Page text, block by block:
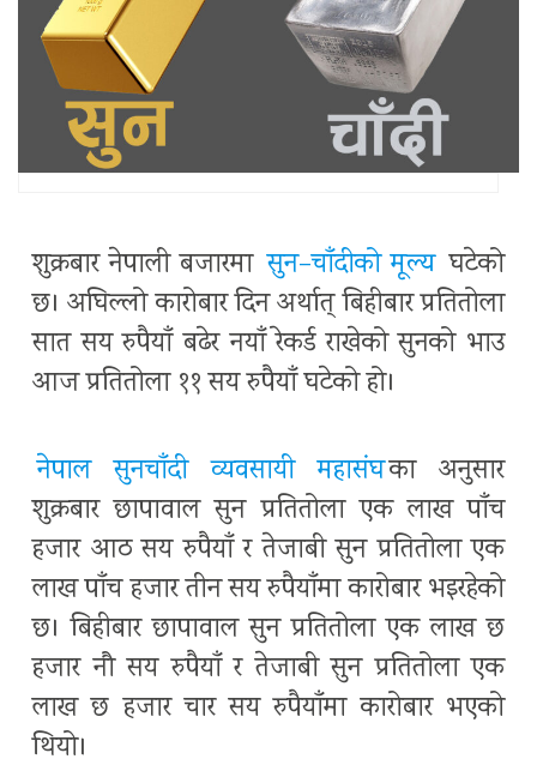
शुक्रबार नेपाली बजारमा सुन–चाँदीको मूल्य घटेको
छ। अघिल्लो कारोबार दिन अर्थात् बिहीबार प्रतितोला
सात सय रुपैयाँ बढेर नयाँ रेकर्ड राखेको सुनको भाउ
आज प्रतितोला ११ सय रुपैयाँ घटेको हो।
नेपाल सुनचाँदी व्यवसायी महासंघका अनुसार
शुक्रबार छापावाल सुन प्रतितोला एक लाख पाँच
हजार आठ सय रुपैयाँ र तेजाबी सुन प्रतितोला एक
लाख पाँच हजार तीन सय रुपैयाँमा कारोबार भइरहेको
छ। बिहीबार छापावाल सुन प्रतितोला एक लाख छ
हजार नौ सय रुपैयाँ र तेजाबी सुन प्रतितोला एक
लाख छ हजार चार सय रुपैयाँमा कारोबार भएको
थियो।